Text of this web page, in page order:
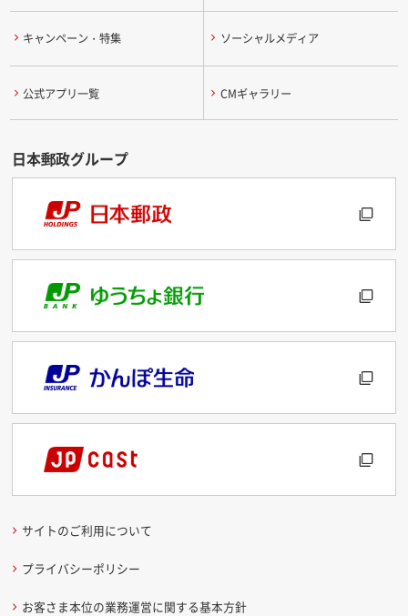
キャンペーン・特集 ソーシャルメディア
公式アプリ一覧 CMギャラリー
サイトのご利用について
プライバシーポリシー
お客さま本位の業務運営に関する基本方針